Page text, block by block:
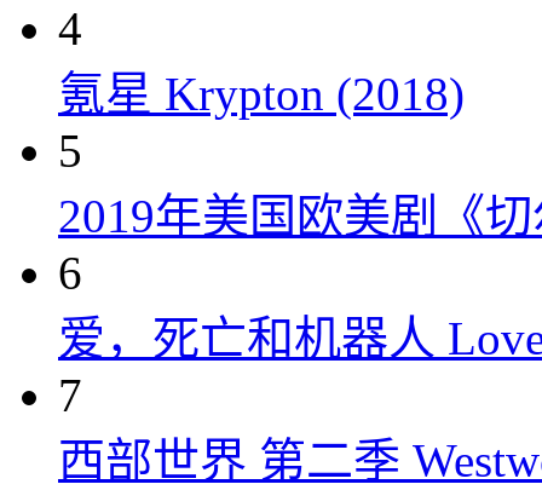
4
氪星 Krypton (2018)
5
2019年美国欧美剧《
6
爱，死亡和机器人
7
西部世界 第二季